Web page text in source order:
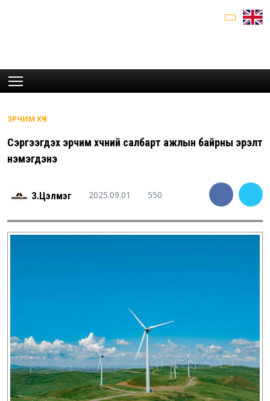
ЭРЧИМ ХҮЧ
Сэргээгдэх эрчим хүчний салбарт ажлын байрны эрэлт
нэмэгдэнэ
З.Цэлмэг 2025.09.01 550